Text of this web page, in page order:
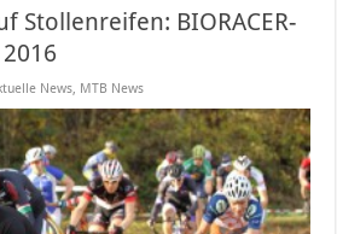
Stollenreifen: BIORACER-
News, MTB News